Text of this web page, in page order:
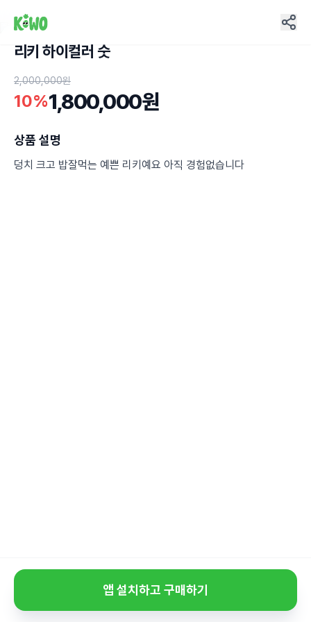
리키 하이컬러 숫
2,000,000원
10%1,800,000원
상품 설명
덩치 크고 밥잘먹는 예쁜 리키예요 아직 경험없습니다
앱 설치하고 구매하기